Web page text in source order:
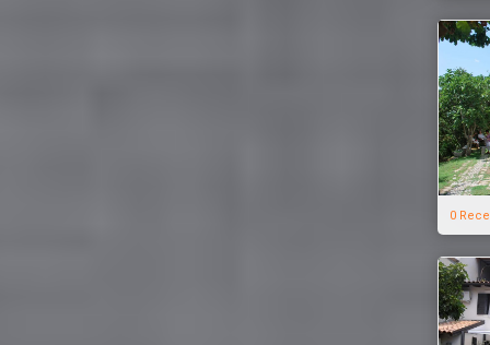
0